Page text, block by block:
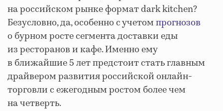
на российском рынке формат dark kitchen?
Безусловно, да, особенно с учетомпрогнозов
о бурном росте сегмента доставки еды
из ресторанов и кафе. Именно ему
в ближайшие 5 лет предстоит стать главным
драйвером развития российской онлайн-
торговли с ежегодным ростом более чем
на четверть.